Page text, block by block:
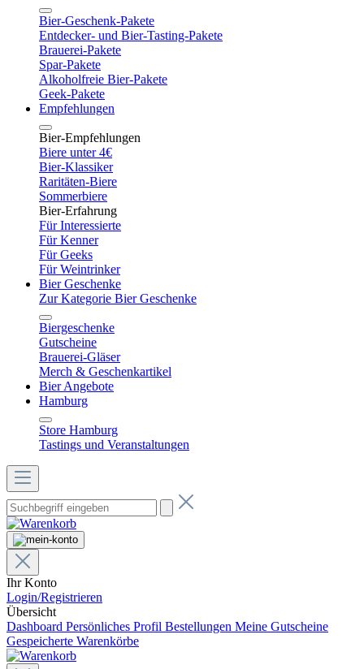
Bier-Geschenk-Pakete
Entdecker- und Bier-Tasting-Pakete
Brauerei-Pakete
Spar-Pakete
Alkoholfreie Bier-Pakete
Geek-Pakete
Empfehlungen
Bier-Empfehlungen
Biere unter 4€
Bier-Klassiker
Raritäten-Biere
Sommerbiere
Bier-Erfahrung
Für Interessierte
Für Kenner
Für Geeks
Für Weintrinker
Bier Geschenke
Zur Kategorie Bier Geschenke
Biergeschenke
Gutscheine
Brauerei-Gläser
Merch & Geschenkartikel
Bier Angebote
Hamburg
Store Hamburg
Tastings und Veranstaltungen
Ihr Konto
Login/Registrieren
Übersicht
Dashboard Persönliches Profil Bestellungen Meine Gutscheine
Gespeicherte Warenkörbe